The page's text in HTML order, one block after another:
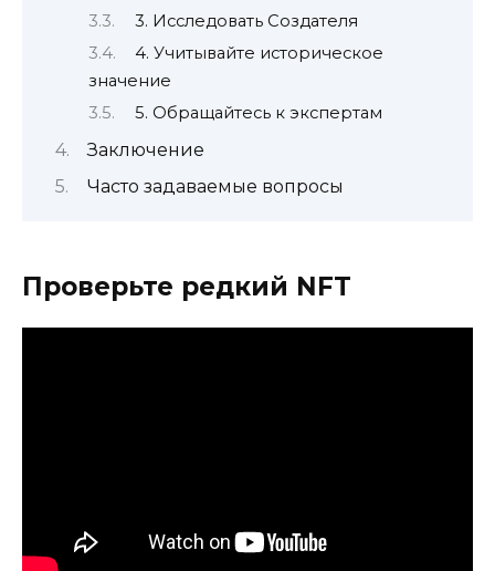
3. Исследовать Создателя
4. Учитывайте историческое
значение
5. Обращайтесь к экспертам
Заключение
Часто задаваемые вопросы
Проверьте редкий NFT